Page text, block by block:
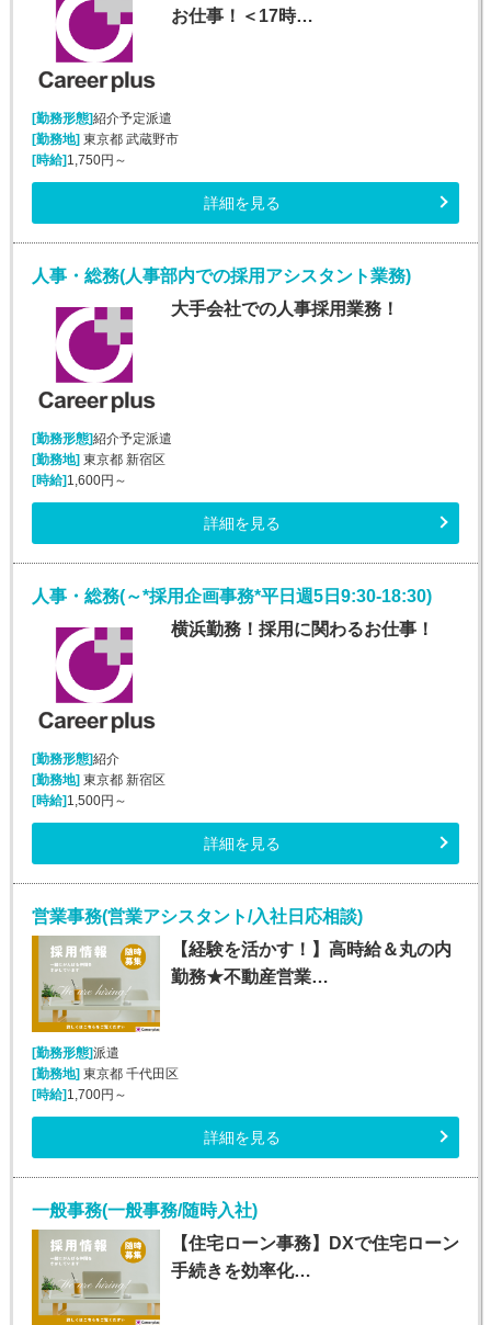
お仕事！＜17時…
[勤務形態]紹介予定派遣
[勤務地] 東京都 武蔵野市
[時給] 1,750円～
詳細を見る
人事・総務(人事部内での採用アシスタント業務)
大手会社での人事採用業務！
[勤務形態]紹介予定派遣
[勤務地] 東京都 新宿区
[時給] 1,600円～
詳細を見る
人事・総務(～*採用企画事務*平日週5日9:30-18:30)
横浜勤務！採用に関わるお仕事！
[勤務形態]紹介
[勤務地] 東京都 新宿区
[時給] 1,500円～
詳細を見る
営業事務(営業アシスタント/入社日応相談)
【経験を活かす！】高時給＆丸の内
勤務★不動産営業…
[勤務形態]派遣
[勤務地]東京都 千代田区
[時給]1,700円～
詳細を見る
一般事務(一般事務/随時入社)
【住宅ローン事務】DXで住宅ローン
手続きを効率化…